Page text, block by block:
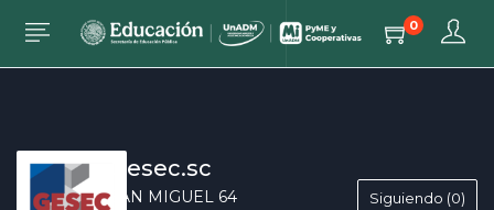
0
Gesec.sc
SAN MIGUEL 64
Siguiendo (0)